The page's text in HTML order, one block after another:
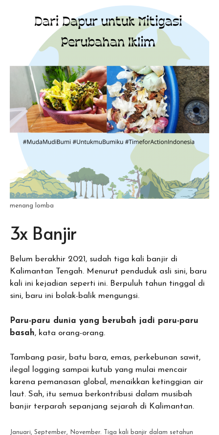
menang lomba
3x Banjir
Belum berakhir 2021, sudah tiga kali banjir di
Kalimantan Tengah. Menurut penduduk asli sini, baru
kali ini kejadian seperti ini. Berpuluh tahun tinggal di
sini, baru ini bolak-balik mengungsi.
Paru-paru dunia yang berubah jadi paru-paru
basah, kata orang-orang.
Tambang pasir, batu bara, emas, perkebunan sawit,
ilegal logging sampai kutub yang mulai mencair
karena pemanasan global, menaikkan ketinggian air
laut. Sah, itu semua berkontribusi dalam musibah
banjir terparah sepanjang sejarah di Kalimantan.
Januari, September, November. Tiga kali banjir dalam setahun